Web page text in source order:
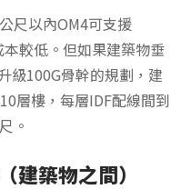
尺以內OM4可支援
較低。但如果建築物垂
級100G骨幹的規劃，建
層樓，每層IDF配線間到
。
建築物之間）